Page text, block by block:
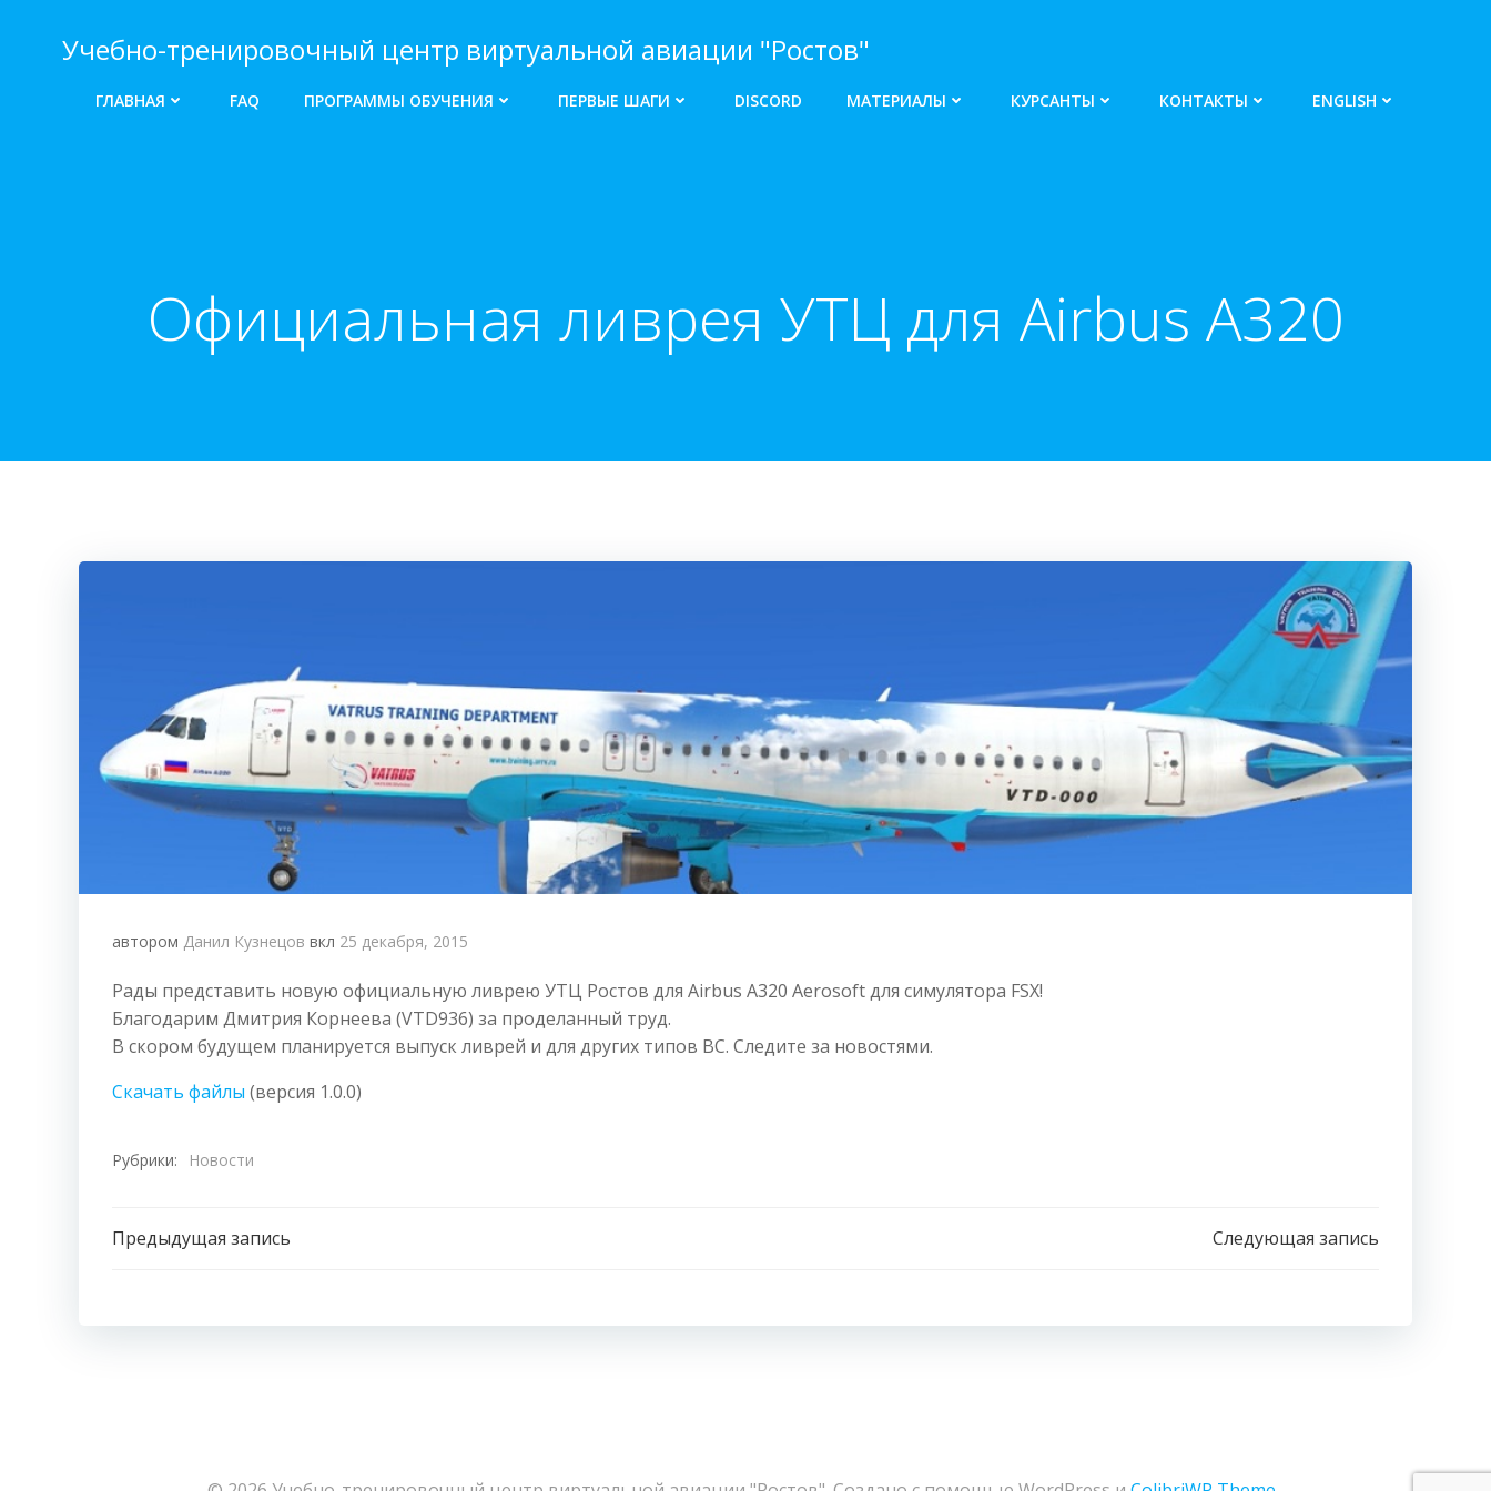
содержимомуУчебно-тренировочный центр виртуальной авиации "Ростов"
ГЛАВНАЯ FAQ ПРОГРАММЫ ОБУЧЕНИЯ ПЕРВЫЕ ШАГИ DISCORD МАТЕРИАЛЫ КУРСАНТЫ КОНТАКТЫ ENGLISH
Официальная ливрея УТЦ для Airbus A320
автором Данил Кузнецов вкл 25 декабря, 2015
Рады представить новую официальную ливрею УТЦ Ростов для Airbus A320 Aerosoft для симулятора FSX!
Благодарим Дмитрия Корнеева (VTD936) за проделанный труд.
В скором будущем планируется выпуск ливрей и для других типов ВС. Следите за новостями.
Скачать файлы (версия 1.0.0)
Рубрики: Новости
Навигация
записям
Предыдущая запись
записям
Следующая запись